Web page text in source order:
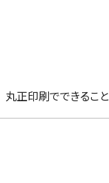
丸正印刷でできること